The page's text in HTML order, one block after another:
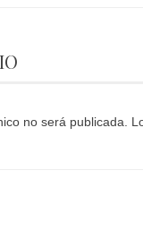
no será publicada.